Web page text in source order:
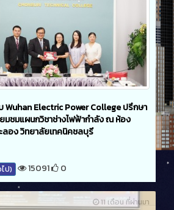
Wuhan Electric Power College ปรึกษา
ยมชมแผนกวิชาช่างไฟฟ้ากำลัง ณ ห้อง
ลอง วิทยาลัยเทคนิคชลบุรี
ป) 15091 0
11 เดือน ที่ผ่านมา